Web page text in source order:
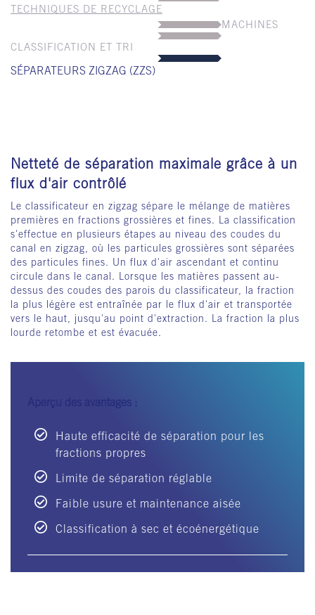
TECHNIQUES DE RECYCLAGE
MACHINES
CLASSIFICATION ET TRI
SÉPARATEURS ZIGZAG (ZZS)
Netteté de séparation maximale grâce à un
flux d'air contrôlé
Le classificateur en zigzag sépare le mélange de matières
premières en fractions grossières et fines. La classification
s'effectue en plusieurs étapes au niveau des coudes du
canal en zigzag, où les particules grossières sont séparées
des particules fines. Un flux d'air ascendant et continu
circule dans le canal. Lorsque les matières passent au-
dessus des coudes des parois du classificateur, la fraction
la plus légère est entraînée par le flux d'air et transportée
vers le haut, jusqu'au point d'extraction. La fraction la plus
lourde retombe et est évacuée.
Aperçu des avantages :
Haute efficacité de séparation pour les
fractions propres
Limite de séparation réglable
Faible usure et maintenance aisée
Classification à sec et écoénergétique